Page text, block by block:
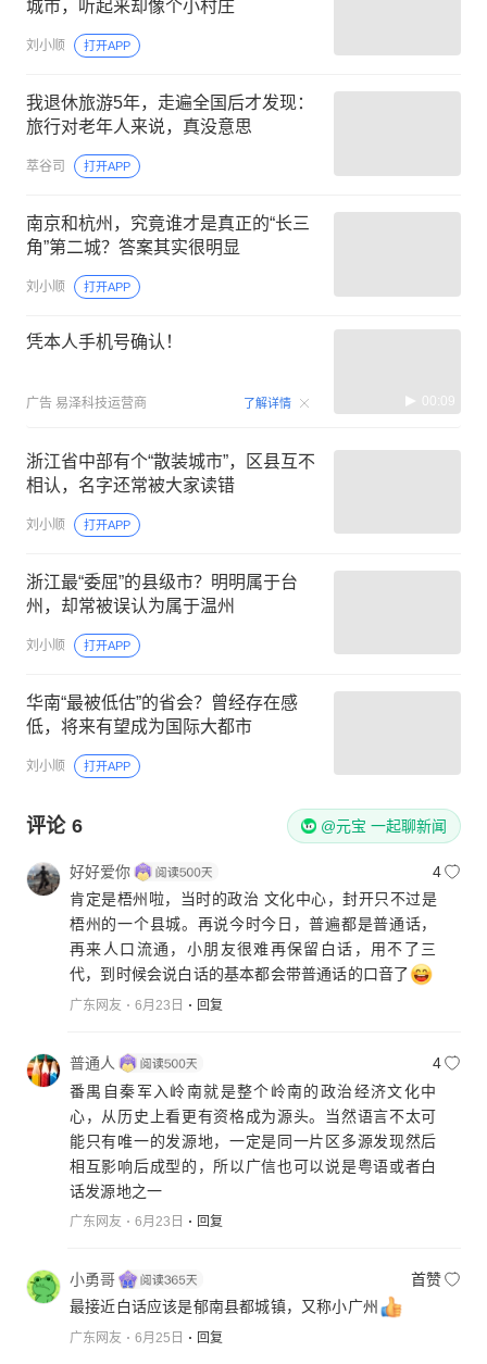
城市，听起来却像个小村庄
刘小顺 打开APP
我退休旅游5年，走遍全国后才发现：
旅行对老年人来说，真没意思
萃谷司 打开APP
南京和杭州，究竟谁才是真正的“长三
角”第二城？答案其实很明显
刘小顺 打开APP
凭本人手机号确认！
广告 易泽科技运营商 了解详情 00:09
浙江省中部有个“散装城市”，区县互不
相认，名字还常被大家读错
刘小顺 打开APP
浙江最“委屈”的县级市？明明属于台
州，却常被误认为属于温州
刘小顺 打开APP
华南“最被低估”的省会？曾经存在感
低，将来有望成为国际大都市
刘小顺 打开APP
评论 6 @元宝 一起聊新闻
好好爱你
4
肯定是梧州啦，当时的政治 文化中心，封开只不过是
梧州的一个县城。再说今时今日，普遍都是普通话，
再来人口流通，小朋友很难再保留白话，用不了三
代，到时候会说白话的基本都会带普通话的口音了
广东网友 6月23日 回复
普通人
4
番禺自秦军入岭南就是整个岭南的政治经济文化中
心，从历史上看更有资格成为源头。当然语言不太可
能只有唯一的发源地，一定是同一片区多源发现然后
相互影响后成型的，所以广信也可以说是粤语或者白
话发源地之一
广东网友 6月23日 回复
小勇哥
首赞
最接近白话应该是郁南县都城镇，又称小广州
广东网友 6月25日 回复